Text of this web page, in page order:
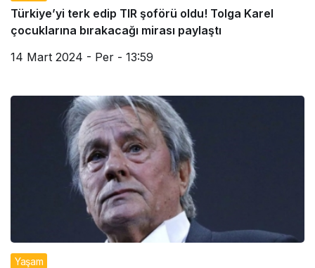
Türkiye’yi terk edip TIR şoförü oldu! Tolga Karel
çocuklarına bırakacağı mirası paylaştı
14 Mart 2024 - Per - 13:59
Yaşam